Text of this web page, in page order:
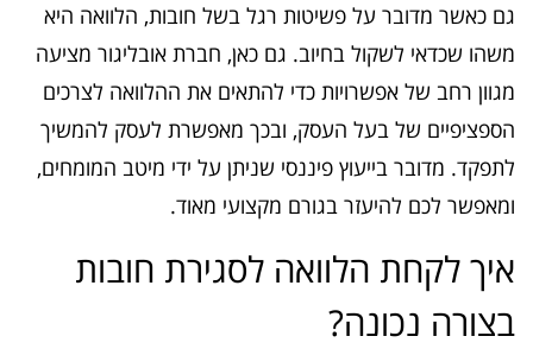
גם כאשר מדובר על פשיטות רגל בשל חובות, הלוואה היא
משהו שכדאי לשקול בחיוב. גם כאן, חברת אובליגור מציעה
מגוון רחב של אפשרויות כדי להתאים את ההלוואה לצרכים
הספציפיים של בעל העסק, ובכך מאפשרת לעסק להמשיך
לתפקד. מדובר בייעוץ פיננסי שניתן על ידי מיטב המומחים,
ומאפשר לכם להיעזר בגורם מקצועי מאוד.
איך לקחת הלוואה לסגירת חובות
בצורה נכונה?